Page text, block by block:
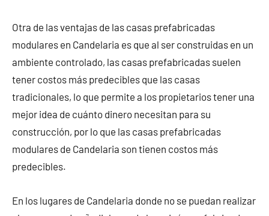
Otra de las ventajas de las casas prefabricadas
modulares en Candelaria es que al ser construidas en un
ambiente controlado, las casas prefabricadas suelen
tener costos más predecibles que las casas
tradicionales, lo que permite a los propietarios tener una
mejor idea de cuánto dinero necesitan para su
construcción, por lo que las casas prefabricadas
modulares de Candelaria son tienen costos más
predecibles.
En los lugares de Candelaria donde no se puedan realizar